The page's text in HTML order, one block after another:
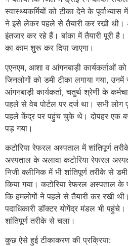
स्वास्थ्यकर्मियों को टीका देने के
ने इसे लेकर पहले से तैयारी कर रखी थी।
इंतजार कर रहे हैं। बांका में तैयारी पूरी
का काम शुरू कर दिया जाएगा।
एएनएम, आशा व आंगनबाड़ी कार्यकर्ताओं
जिनलोगों को डमी टीका लगाया गया,
आंगनबाड़ी कार्यकर्ता, चतुर्थ श्रेणी के
पहले से वेब पोर्टल पर दर्ज था। सभी लोग
पहले केंद्र पर पहुंच चुके थे। दोपहर एक
पड़ गया।
कटोरिया रेफरल अस्पताल में शांतिपूर्ण
अस्पताल के अलावा कटोरिया रेफरल
निजी क्लीनिक में भी शांतिपूर्ण तरीके से
किया गया। कटोरिया रेफरल अस्पताल के
कि हमलोगों ने पहले से तैयारी कर रखी
पदाधिकारी डॉक्टर योगेंद्र मंडल भी
शांतिपूर्ण तरीके से चला।
कुछ ऐसे हुई टीकाकरण की प्रक्रिया: